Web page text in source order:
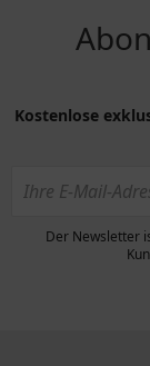
Kostenlose
Der Newsletter